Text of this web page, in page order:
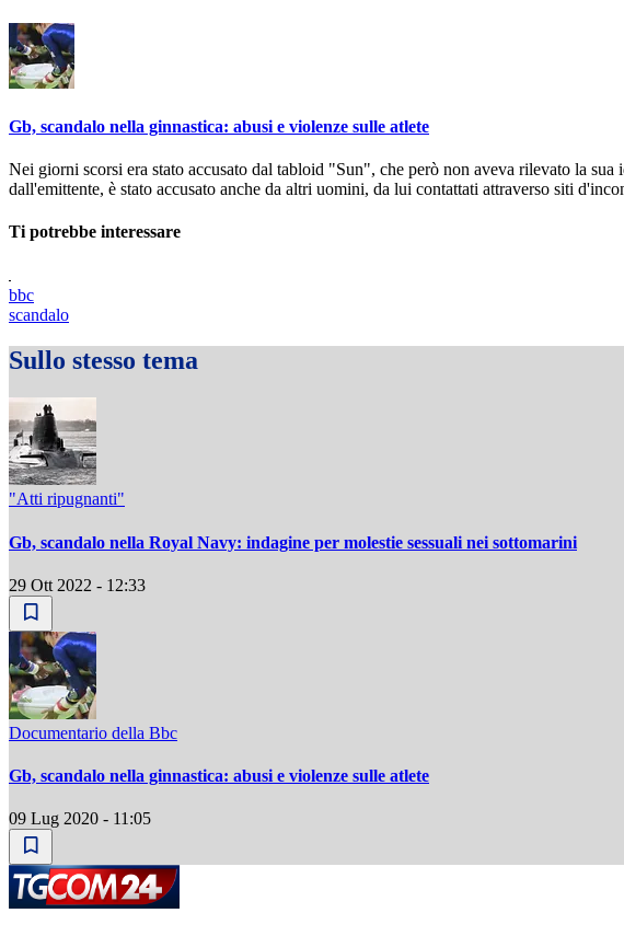
Gb, scandalo nella ginnastica: abusi e violenze sulle atlete
Nei giorni scorsi era stato accusato dal tabloid "Sun", che però non aveva rilevato la
dall'emittente, è stato accusato anche da altri uomini, da lui contattati attraverso siti
Ti potrebbe interessare
bbc
scandalo
Sullo stesso tema
"Atti ripugnanti"
Gb, scandalo nella Royal Navy: indagine per molestie sessuali nei sottomarini
29 Ott 2022 - 12:33
Documentario della Bbc
Gb, scandalo nella ginnastica: abusi e violenze sulle atlete
09 Lug 2020 - 11:05